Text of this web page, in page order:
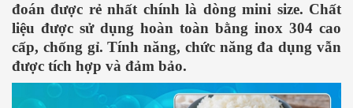
đoán được rẻ nhất chính là dòng mini size. Chất
liệu được sử dụng hoàn toàn bằng inox 304 cao
cấp, chống gỉ. Tính năng, chức năng đa dụng vẫn
được tích hợp và đảm bảo.